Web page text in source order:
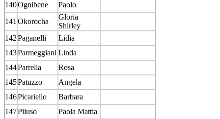
140Ognibene
Paolo
141 Okorocha
Gloria
Shirley
142Paganelli
Lidia
143Parmeggiani Linda
144Parrella
Rosa
145Patuzzo
Angela
146Picariello
Barbara
147Piluso
Paola Mattia